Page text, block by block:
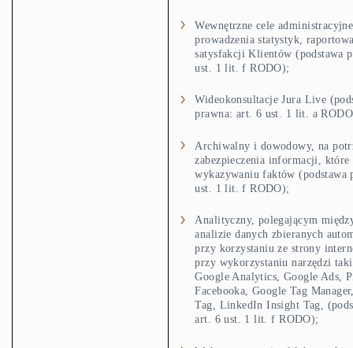
Wewnętrzne cele
prowadzenia statystyk,
satysfakcji Klientów (podstawa
ust. 1 lit. f RODO);
Wideokonsultacje Jura Live
prawna: art. 6 ust. 1 lit. a
Archiwalny i dowodowy, na
zabezpieczenia informacji, które
wykazywaniu faktów (podstawa
ust. 1 lit. f RODO);
Analityczny, polegającym
analizie danych zbieranych
przy korzystaniu ze strony
przy wykorzystaniu narzędzi
Google Analytics, Google Ads,
Facebooka, Google Tag
Tag, LinkedIn Insight Tag,
art. 6 ust. 1 lit. f RODO);